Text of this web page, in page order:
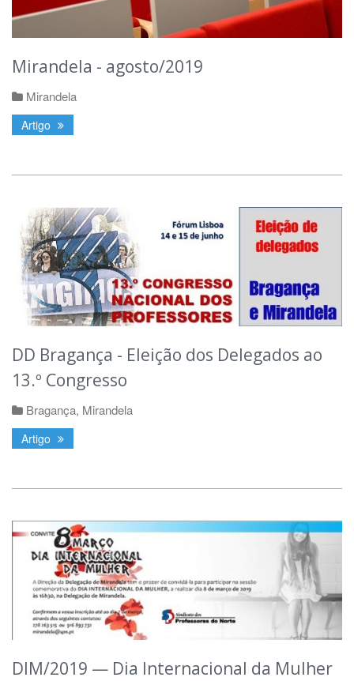
Mirandela - agosto/2019
Mirandela
Artigo
DD Bragança - Eleição dos Delegados ao
13.º Congresso
Bragança, Mirandela
Artigo
DIM/2019 — Dia Internacional da Mulher